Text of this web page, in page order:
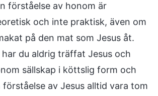
förståelse av honom är
och inte praktisk, även om
på den mat som Jesus åt.
har du aldrig träffat Jesus och
sällskap i köttslig form och
av Jesus alltid vara tom